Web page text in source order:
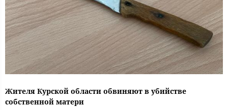
Жителя Курской области обвиняют в убийстве
собственной матери